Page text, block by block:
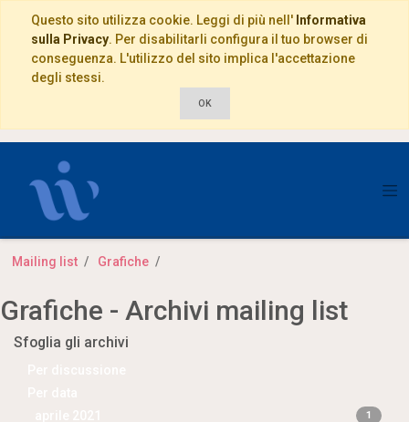
Questo sito utilizza cookie. Leggi di più nell' Informativa
sulla Privacy. Per disabilitarli configura il tuo browser di
conseguenza. L'utilizzo del sito implica l'accettazione
degli stessi.
OK
Mailing list Grafiche
Grafiche - Archivi mailing list
Sfoglia gli archivi
1